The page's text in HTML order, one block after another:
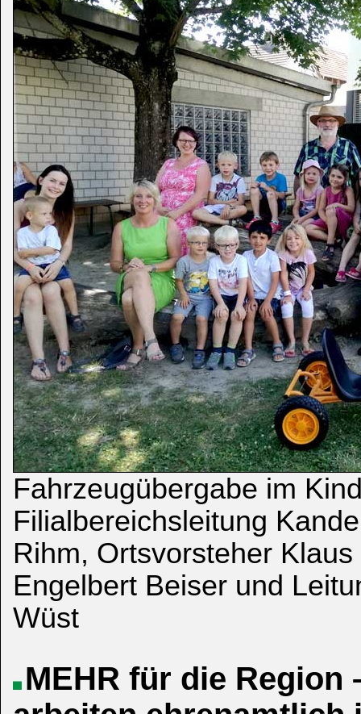
Fahrzeugübergabe im
Filialbereichsleitung
Rihm, Ortsvorsteher
Engelbert Beiser und
Wüst
MEHR für die Region